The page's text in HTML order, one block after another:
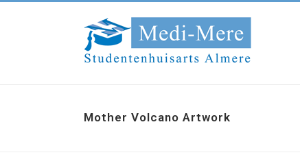
Mother Volcano Artwork